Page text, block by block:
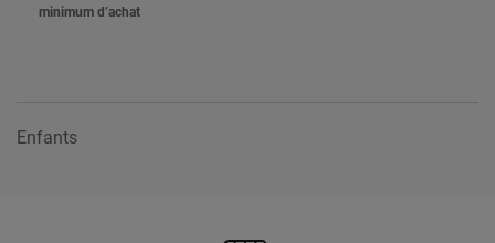
minimum d’achat
Enfants